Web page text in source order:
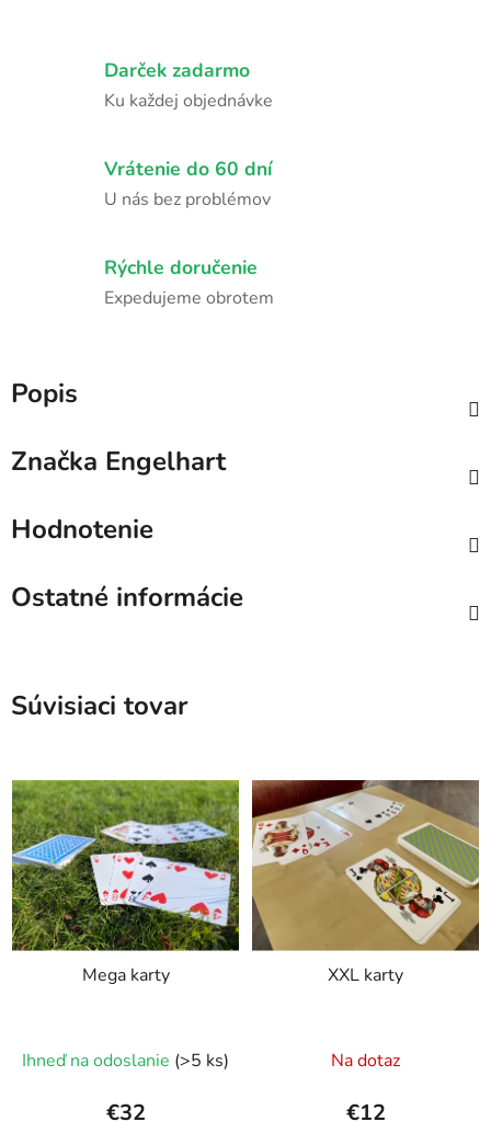
Darček zadarmo
Ku každej objednávke
Vrátenie do 60 dní
U nás bez problémov
Rýchle doručenie
Expedujeme obrotem
Popis
Značka Engelhart
Hodnotenie
Ostatné informácie
Súvisiaci tovar
Mega karty
Ihneď na odoslanie (>5 ks)
€32
XXL karty
Na dotaz
€12